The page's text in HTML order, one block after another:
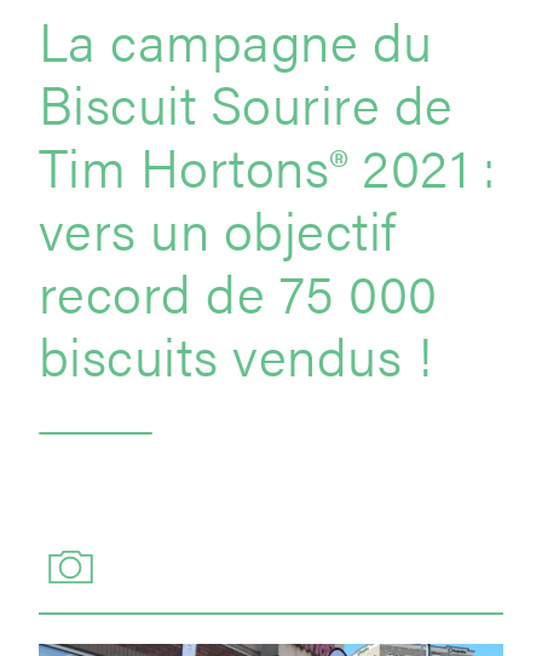
La campagne du
Biscuit Sourire de
Tim Hortons® 2021 :
vers un objectif
record de 75 000
biscuits vendus !